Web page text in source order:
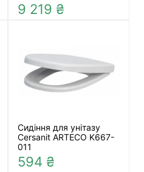
9 219 ₴
Сидіння для унітазу
Cersanit ARTECO K667-
011
594 ₴